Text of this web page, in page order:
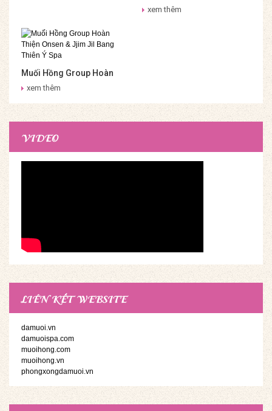
Thiện Epic Reset
xem thêm
Muối Hồng Group Hoàn
Thiện Onsen & Jjim Jil
xem thêm
VIDEO
LIÊN KẾT WEBSITE
damuoi.vn
damuoispa.com
muoihong.com
muoihong.vn
phongxongdamuoi.vn